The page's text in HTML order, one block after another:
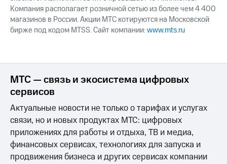
Компания располагает розничной сетью из более чем 4 400
магазинов в России. Акции МТС котируются на Московской
бирже под кодом MTSS. Сайт компании:www.mts.ru
МТС — связь и экосистема цифровых
сервисов
Актуальные новости не только о тарифах и услугах
связи, но и новых продуктах МТС: цифровых
приложениях для работы и отдыха, ТВ и медиа,
финансовых сервисах, технологиях для запуска и
продвижения бизнеса и других сервисах компании